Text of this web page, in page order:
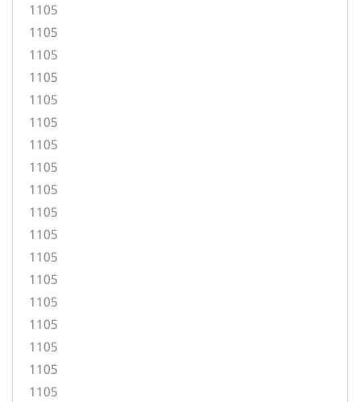
1105
1105
1105
1105
1105
1105
1105
1105
1105
1105
1105
1105
1105
1105
1105
1105
1105
1105